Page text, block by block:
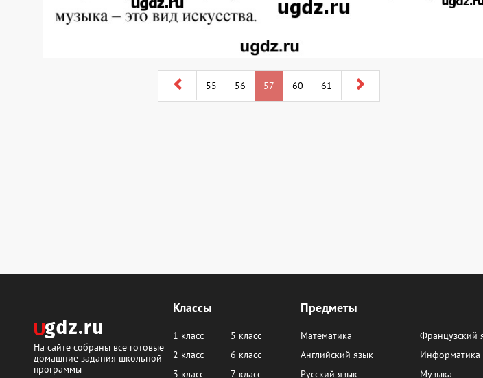
55 56 57 60 61
Классы
1 класс
2 класс
3 класс
5 класс
6 класс
7 класс
Предметы
Математика
Английский язык
Русский язык
Французский
Информатика
Музыка
На сайте собраны все готовые
домашние задания школьной
программы